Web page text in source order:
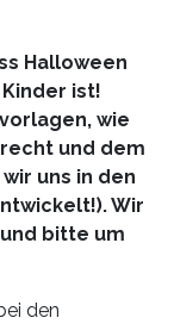
Halloween
ist!
wie
und dem
uns in den
Wir
bitte um
den